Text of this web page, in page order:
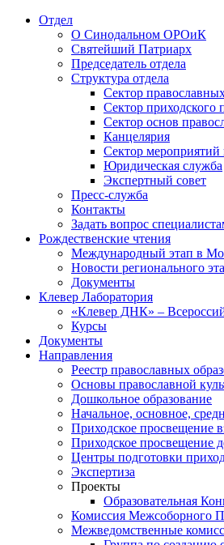
Отдел
О Синодальном ОРОиК
Святейший Патриарх
Председатель отдела
Структура отдела
Сектор
Сектор приходского
Сектор основ
Канцелярия
Сектор мероприятий
Юридическая служба
Экспертный совет
Пресс-служба
Контакты
Задать вопрос
Рождественские чтения
Международный этап в
Новости регионального
Документы
Клевер Лаборатория
«Клевер ДНК» –
Курсы
Документы
Направления
Реестр православных
Основы православной
Дошкольное образование
Начальное, основное,
Приходское просвещение
Приходское просвещение
Центры подготовки
Экспертиза
Проекты
Образовательная
Комиссия Межсоборного
Межведомственные